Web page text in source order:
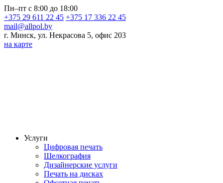
Пн–пт с 8:00 до 18:00
+375 29 611 22 45 +375 17 336 22 45
mail@allpol.by
г. Минск, ул. Некрасова 5, офис 203
на карте
Услуги
Цифровая печать
Шелкография
Дизайнерские услуги
Печать на дисках